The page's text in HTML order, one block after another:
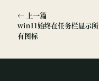
← 上一篇
win11始终在任务栏显示所
有图标